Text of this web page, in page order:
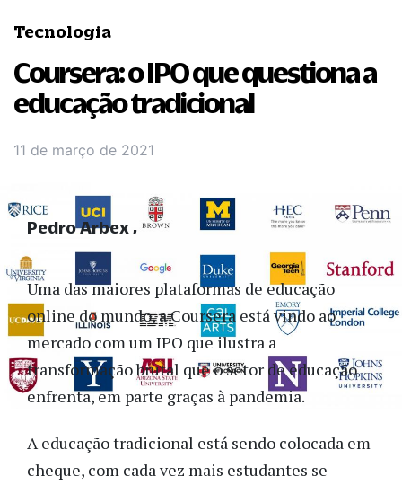
Tecnologia
Coursera: o IPO que questiona a
educação tradicional
11 de março de 2021
Uma das maiores plataformas de educação
online do mundo, a Coursera está vindo ao
mercado com um IPO que ilustra a
transformação brutal que o setor de educação
enfrenta, em parte graças à pandemia.
A educação tradicional está sendo colocada em
cheque, com cada vez mais estudantes se
Pedro Arbex